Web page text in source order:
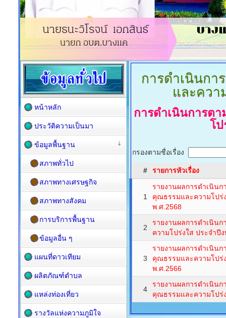
การดำเนินกา
และควา
การดำเนินการต
โป
กรองตามชื่อเรื่อง
# รายการหัวเรื่อง
1
รายงานผลการดำเนินก
คุณธรรมและความโปร่
พ.ศ.2568
2
รายงานผลการดำเนิน
ความโปร่งใส ประจำปี
3
รายงานผลการดำเนินก
คุณธรรมและความโปร่
พ.ศ.2566
4
รายงานผลการดำเนินก
คุณธรรมและความโปร่
หน้าหลัก
ประวัติความเป็นมา
ข้อมูลพื้นฐาน
สภาพทั่วไป
สภาพทางเศรษฐกิจ
สภาพทางสังคม
การบริการพื้นฐาน
ข้อมูลอื่น ๆ
แผนที่ดาวเทียม
ผลิตภัณฑ์ตำบล
แหล่งท่องเที่ยว
รางวัลแห่งความภูมิใจ